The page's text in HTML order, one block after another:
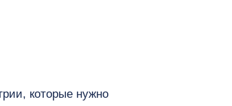
которые нужно